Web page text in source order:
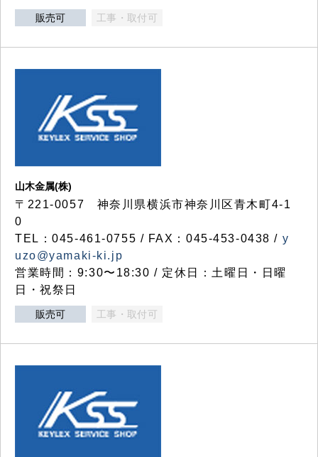
販売可 工事・取付可
山木金属(株)
〒221-0057 神奈川県横浜市神奈川区青木町4-1
0
TEL：045-461-0755 / FAX：045-453-0438 / y
uzo@yamaki-ki.jp
営業時間：9:30〜18:30 / 定休日：土曜日・日曜
日・祝祭日
販売可 工事・取付可